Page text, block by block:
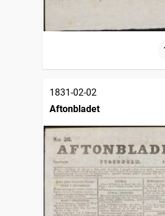
1831-02-02
Aftonbladet